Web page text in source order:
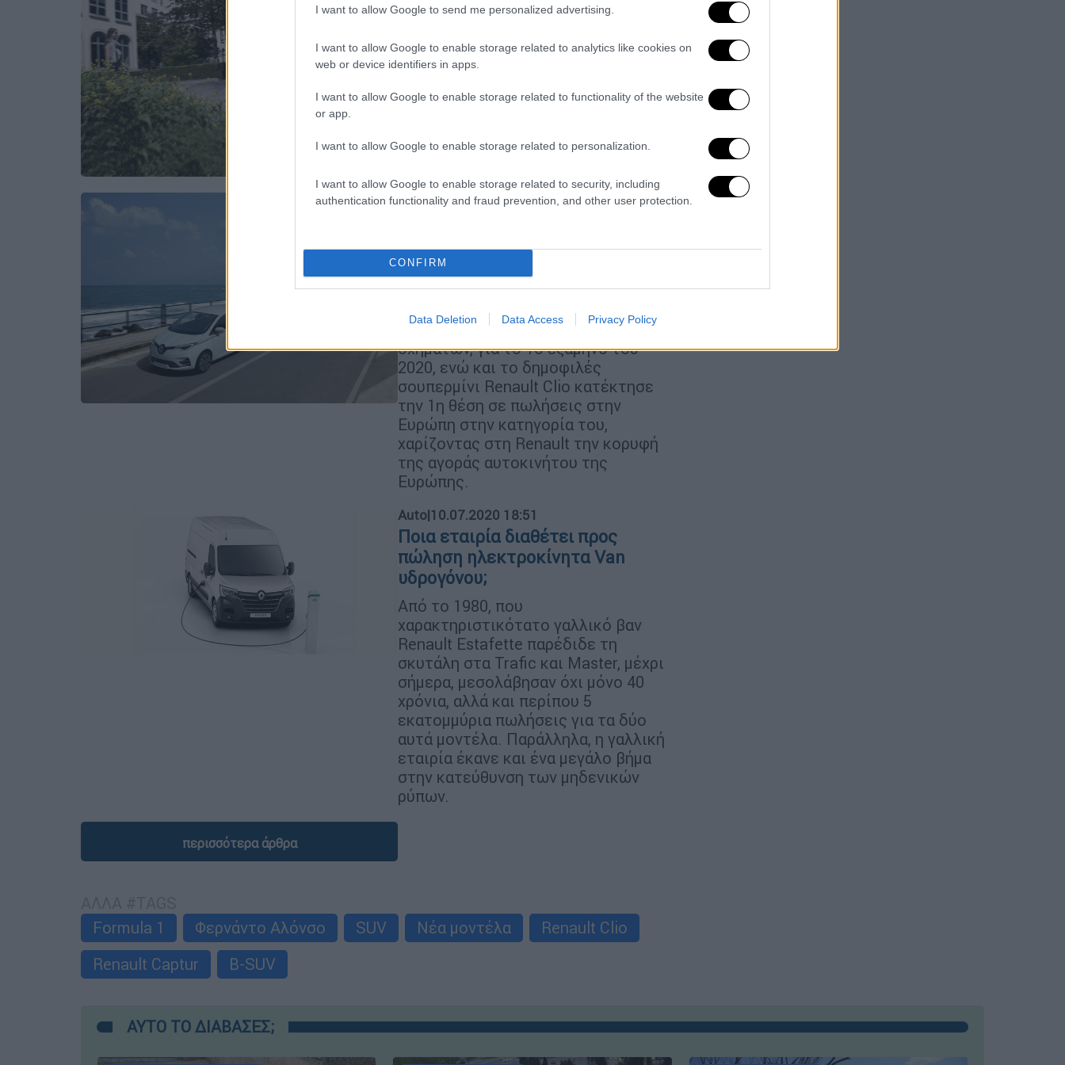
I want to allow Google to send me personalized advertising.
I want to allow Google to enable storage related to analytics like cookies on
web or device identifiers in apps.
I want to allow Google to enable storage related to functionality of the website
or app.
I want to allow Google to enable storage related to personalization.
I want to allow Google to enable storage related to security, including
authentication functionality and fraud prevention, and other user protection.
CONFIRM
Data Deletion Data Access Privacy Policy
Renault: Πρωταγωνίστρια στις
πωλήσεις ηλεκτρικών
Ευρώπης
Auto|30.07.2020 14:11
αυτοκίνητα το α' εξάμηνο του 2020
Το ηλεκτρικό best seller Renault ZOE,
βρέθηκε στην 1η θέση στις
ευρωπαϊκές πωλήσεις ηλεκτρικών
οχημάτων, για το 1ο εξάμηνο του
2020, ενώ και το δημοφιλές
σουπερμίνι Renault Clio κατέκτησε
την 1η θέση σε πωλήσεις στην
Ευρώπη στην κατηγορία του,
χαρίζοντας στη Renault την κορυφή
της αγοράς αυτοκινήτου της
Ευρώπης.
Auto|10.07.2020 18:51
Ποια εταιρία διαθέτει προς
πώληση ηλεκτροκίνητα Van
υδρογόνου;
Από το 1980, που
χαρακτηριστικότατο γαλλικό βαν
Renault Estafette παρέδιδε τη
σκυτάλη στα Trafic και Master, μέχρι
σήμερα, μεσολάβησαν όχι μόνο 40
χρόνια, αλλά και περίπου 5
εκατομμύρια πωλήσεις για τα δύο
αυτά μοντέλα. Παράλληλα, η γαλλική
εταιρία έκανε και ένα μεγάλο βήμα
στην κατεύθυνση των μηδενικών
ρύπων.
περισσότερα άρθρα
Formula 1
Φερνάντο Αλόνσο SUV Νέα μοντέλα
Renault Clio
Renault Captur
B-SUV
ΑΥΤΟ ΤΟ ΔΙΑΒΑΣΕΣ;